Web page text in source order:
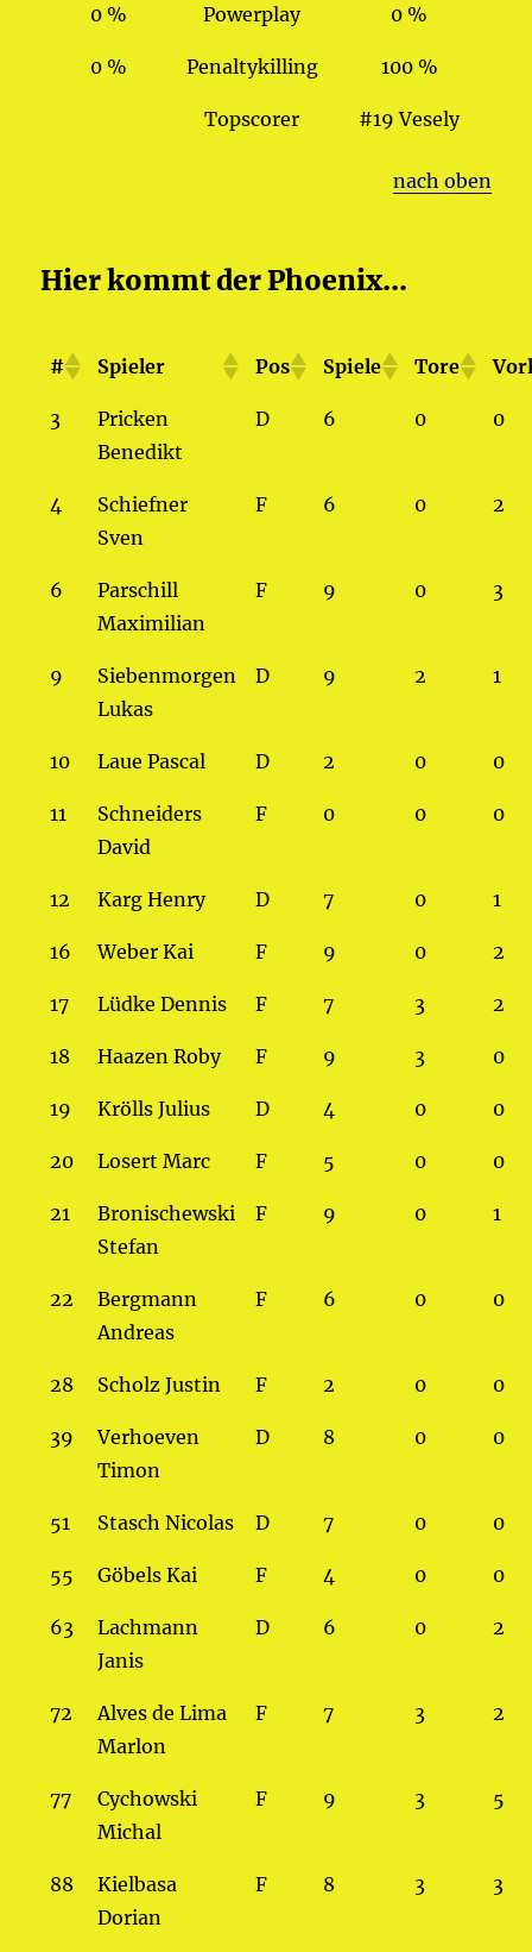
0 % Powerplay 0 %
0 % Penaltykilling 100 %
Topscorer #19 Vesely
nach oben
Hier kommt der Phoenix...
# Spieler Pos Spiele Tore
3
Pricken
Benedikt
D 6 0 0
4
Schiefner
Sven
F 6 0 2
6
Parschill
Maximilian
F 9 0 3
9
Siebenmorgen
Lukas
D 9 2 1
10 Laue Pascal D 2 0 0
11
Schneiders
David
F 0 0 0
12 Karg Henry D 7 0 1
16 Weber Kai F 9 0 2
17 Lüdke Dennis F 7 3 2
18 Haazen Roby F 9 3 0
19 Krölls Julius D 4 0 0
20 Losert Marc F 5 0 0
21
Bronischewski
Stefan
F 9 0 1
22
Bergmann
Andreas
F 6 0 0
28 Scholz Justin F 2 0 0
39
Verhoeven
Timon
D 8 0 0
51 Stasch Nicolas D 7 0 0
55 Göbels Kai F 4 0 0
63
Lachmann
Janis
D 6 0 2
72
Alves de Lima
Marlon
F 7 3 2
77
Cychowski
Michal
F 9 3 5
88
Kielbasa
Dorian
F 8 3 3